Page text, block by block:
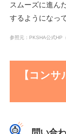
スムーズに進ん
するようになっ
参照元：PKSHA公式HP（
【コン